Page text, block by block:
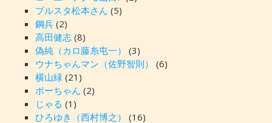
ブルスタ松本さん (5)
鋼兵(2)
高田健志(8)
偽純（カロ藤糸屯一）
(3)
ウナちゃんマン（佐野智則）
(6)
横山緑(21)
ポーちゃん (2)
じゃる (1)
ひろゆき（西村博之）
(16)